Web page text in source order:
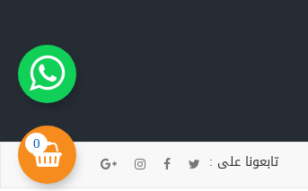
0
تابعونا على :